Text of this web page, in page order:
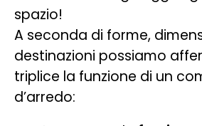
spazio!
A seconda di forme,
destinazioni possiamo
triplice la funzione di un
d’arredo: